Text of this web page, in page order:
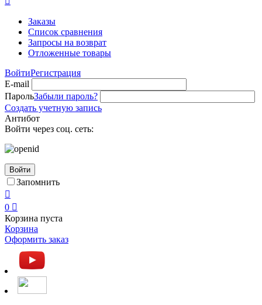
Заказы
Список сравнения
Запросы на возврат
Отложенные товары
ВойтиРегистрация
E-mail
ПарольЗабыли пароль?
Создать учетную запись
Антибот
Войти через соц. сеть:
Войти
Запомнить

0 
Корзина пуста
Корзина
Оформить заказ